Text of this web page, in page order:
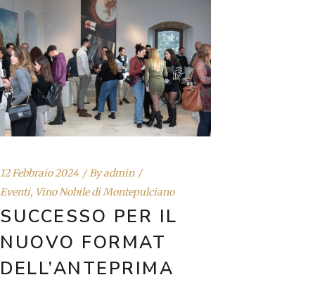
12 Febbraio 2024 Byadmin
Eventi, Vino Nobile di Montepulciano
SUCCESSO PER IL
NUOVO FORMAT
DELL’ANTEPRIMA